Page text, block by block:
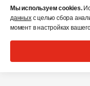
Фурнитура
Мы используем cookies.
данныхс целью сбора
момент в настройках